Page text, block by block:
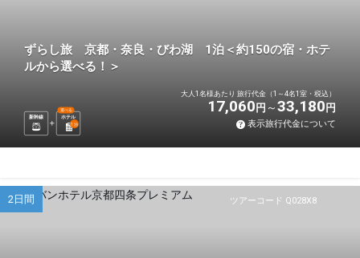
ずらし旅 京都・奈良・びわ湖 1泊＜約150の宿・ホテ
ルから選べる！＞
新幹線 ホテル
選べる
1 泊
大人1名様あたり 旅行代金（1～4名1室・税込）
17,060 円 33,180 円
表示旅行代金について
ツアーコード Q028X8
2日間